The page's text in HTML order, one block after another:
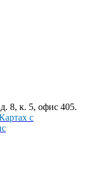
8, к. 5, офис 405.
с